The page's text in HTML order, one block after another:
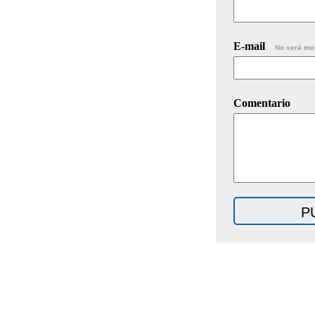
E-mail No será
Comentario